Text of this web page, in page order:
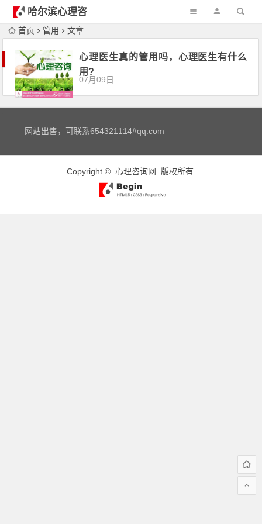
哈尔滨心理咨
询首页 管用 文章
心理医生真的管用吗，心理医生有什么
用?
07月09日
网站出售，可联系654321114#qq.com
Copyright © 心理咨询网 版权所有.